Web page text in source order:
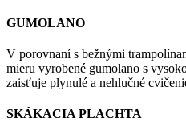
GUMOLANO
V porovnaní s bežnými
mieru vyrobené gumolano s
zaisťuje plynulé a nehlučné
SKÁKACIA PLACHTA